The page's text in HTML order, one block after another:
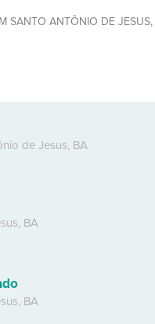
SANTO ANTÔNIO DE JESUS,
de Jesus, BA
, BA
, BA